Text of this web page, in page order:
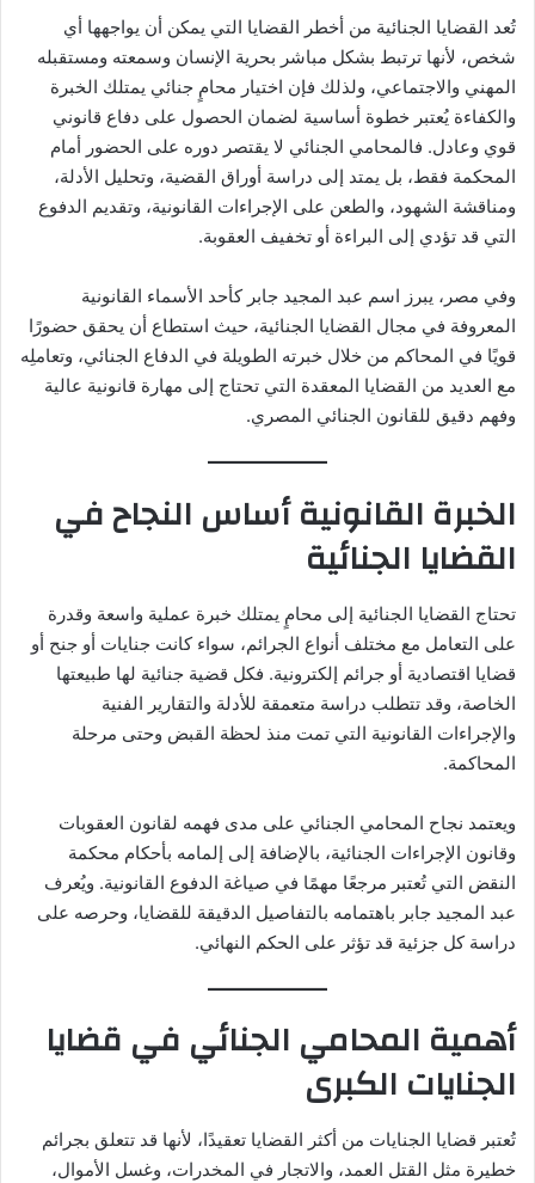
تُعد القضايا الجنائية من أخطر القضايا التي يمكن أن يواجهها أي
شخص، لأنها ترتبط بشكل مباشر بحرية الإنسان وسمعته ومستقبله
المهني والاجتماعي، ولذلك فإن اختيار محامٍ جنائي يمتلك الخبرة
والكفاءة يُعتبر خطوة أساسية لضمان الحصول على دفاع قانوني
قوي وعادل. فالمحامي الجنائي لا يقتصر دوره على الحضور أمام
المحكمة فقط، بل يمتد إلى دراسة أوراق القضية، وتحليل الأدلة،
ومناقشة الشهود، والطعن على الإجراءات القانونية، وتقديم الدفوع
التي قد تؤدي إلى البراءة أو تخفيف العقوبة.
وفي مصر، يبرز اسم عبد المجيد جابر كأحد الأسماء القانونية
المعروفة في مجال القضايا الجنائية، حيث استطاع أن يحقق حضورًا
قويًا في المحاكم من خلال خبرته الطويلة في الدفاع الجنائي، وتعاملِه
مع العديد من القضايا المعقدة التي تحتاج إلى مهارة قانونية عالية
وفهم دقيق للقانون الجنائي المصري.
الخبرة القانونية أساس النجاح في
القضايا الجنائية
تحتاج القضايا الجنائية إلى محامٍ يمتلك خبرة عملية واسعة وقدرة
على التعامل مع مختلف أنواع الجرائم، سواء كانت جنايات أو جنح أو
قضايا اقتصادية أو جرائم إلكترونية. فكل قضية جنائية لها طبيعتها
الخاصة، وقد تتطلب دراسة متعمقة للأدلة والتقارير الفنية
والإجراءات القانونية التي تمت منذ لحظة القبض وحتى مرحلة
المحاكمة.
ويعتمد نجاح المحامي الجنائي على مدى فهمه لقانون العقوبات
وقانون الإجراءات الجنائية، بالإضافة إلى إلمامه بأحكام محكمة
النقض التي تُعتبر مرجعًا مهمًا في صياغة الدفوع القانونية. ويُعرف
عبد المجيد جابر باهتمامه بالتفاصيل الدقيقة للقضايا، وحرصه على
دراسة كل جزئية قد تؤثر على الحكم النهائي.
أهمية المحامي الجنائي في قضايا
الجنايات الكبرى
تُعتبر قضايا الجنايات من أكثر القضايا تعقيدًا، لأنها قد تتعلق بجرائم
خطيرة مثل القتل العمد، والاتجار في المخدرات، وغسل الأموال،